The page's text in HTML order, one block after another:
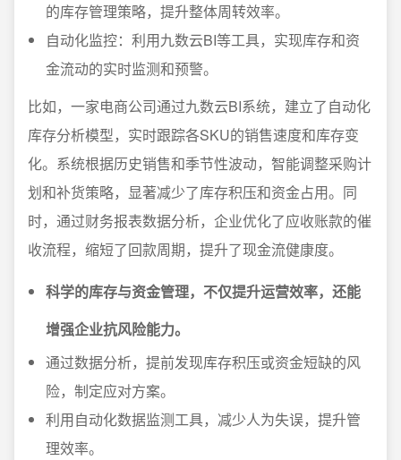
的库存管理策略，提升整体周转效率。
自动化监控：利用九数云BI等工具，实现库存和资
金流动的实时监测和预警。
比如，一家电商公司通过九数云BI系统，建立了自动化
库存分析模型，实时跟踪各SKU的销售速度和库存变
化。系统根据历史销售和季节性波动，智能调整采购计
划和补货策略，显著减少了库存积压和资金占用。同
时，通过财务报表数据分析，企业优化了应收账款的催
收流程，缩短了回款周期，提升了现金流健康度。
科学的库存与资金管理，不仅提升运营效率，还能
增强企业抗风险能力。
通过数据分析，提前发现库存积压或资金短缺的风
险，制定应对方案。
利用自动化数据监测工具，减少人为失误，提升管
理效率。